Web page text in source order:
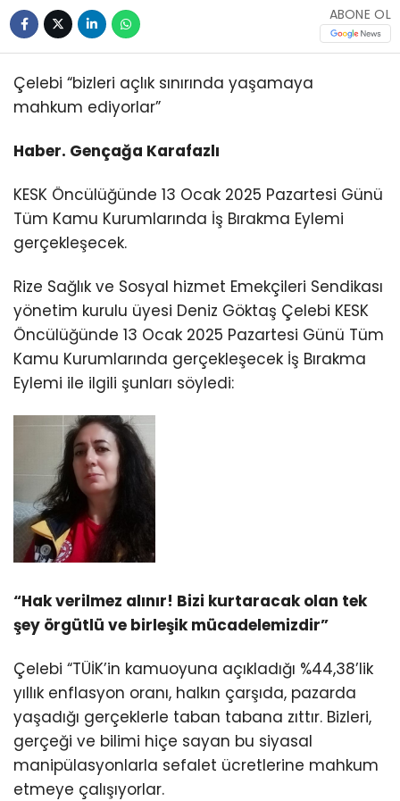
ABONE OL
Çelebi “bizleri açlık sınırında yaşamaya
mahkum ediyorlar”
Haber. Gençağa Karafazlı
KESK Öncülüğünde 13 Ocak 2025 Pazartesi Günü
Tüm Kamu Kurumlarında İş Bırakma Eylemi
gerçekleşecek.
Rize Sağlık ve Sosyal hizmet Emekçileri Sendikası
yönetim kurulu üyesi Deniz Göktaş Çelebi KESK
Öncülüğünde 13 Ocak 2025 Pazartesi Günü Tüm
Kamu Kurumlarında gerçekleşecek İş Bırakma
Eylemi ile ilgili şunları söyledi:
“Hak verilmez alınır! Bizi kurtaracak olan tek
şey örgütlü ve birleşik mücadelemizdir”
Çelebi “TÜİK’in kamuoyuna açıkladığı %44,38’lik
yıllık enflasyon oranı, halkın çarşıda, pazarda
yaşadığı gerçeklerle taban tabana zıttır. Bizleri,
gerçeği ve bilimi hiçe sayan bu siyasal
manipülasyonlarla sefalet ücretlerine mahkum
etmeye çalışıyorlar.